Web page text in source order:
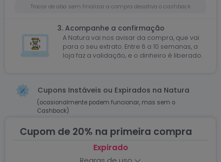
Trocar de aba sem finalizar a compra desativa o cashback
3. Acompanhe a confirmação
A Natura vai nos avisar da compra, que vai
para o seu extrato. Entre 6 a 10 semanas, a
loja faz a validação, e o dinheiro é liberado.
Cupons Instáveis ou Expirados na Natura
(ocasionalmente podem funcionar, mas sem o
Cashback)
Cupom de 20% na primeira compra
Expirado